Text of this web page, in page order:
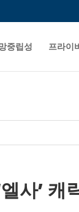
중립성 프라이
사’ 캐